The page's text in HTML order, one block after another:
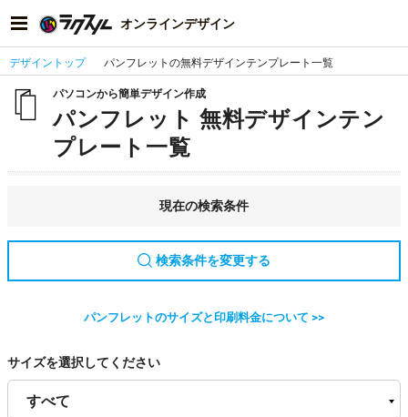
オンラインデザイン
デザイントップ パンフレットの無料デザインテンプレート一覧
パソコンから簡単デザイン作成
パンフレット 無料デザインテン
プレート一覧
現在の検索条件
検索条件を変更する
パンフレットのサイズと印刷料金について >>
サイズを選択してください